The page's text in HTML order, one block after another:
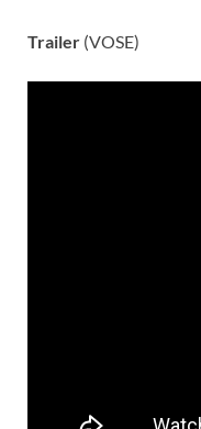
Trailer (VOSE)